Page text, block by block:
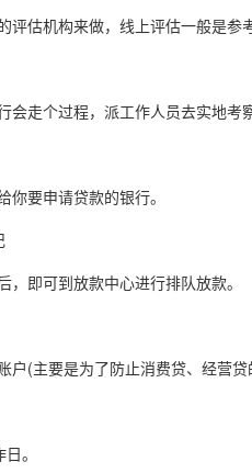
估机构来做，线上评估一般是参考
走个过程，派工作人员去实地考察
要申请贷款的银行。
即可到放款中心进行排队放款。
(主要是为了防止消费贷、经营贷
。